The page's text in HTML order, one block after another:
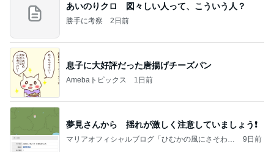
あいのりクロ 図々しい人って、こういう人？
勝手に考察 2日前
息子に大好評だった唐揚げチーズパン
Amebaトピックス 1日前
夢見さんから 揺れが激しく注意していましょう❗️
マリアオフィシャルブログ「ひむかの風にさそわれ
9日前